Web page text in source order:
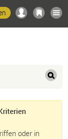
oder in